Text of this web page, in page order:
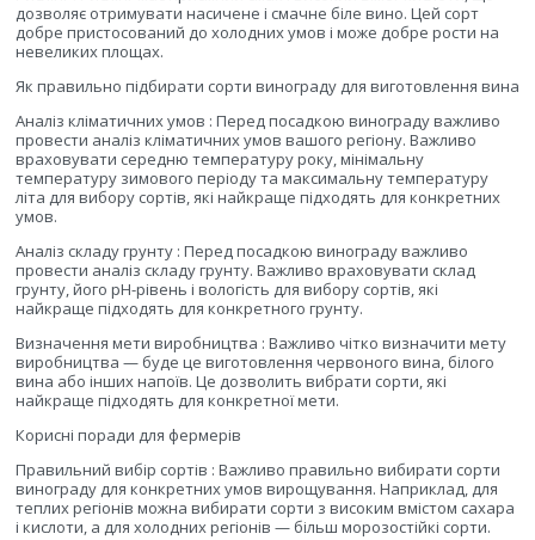
дозволяє отримувати насичене і смачне біле вино. Цей сорт
добре пристосований до холодних умов і може добре рости на
невеликих площах.
Як правильно підбирати сорти винограду для виготовлення вина
Аналіз кліматичних умов : Перед посадкою винограду важливо
провести аналіз кліматичних умов вашого регіону. Важливо
враховувати середню температуру року, мінімальну
температуру зимового періоду та максимальну температуру
літа для вибору сортів, які найкраще підходять для конкретних
умов.
Аналіз складу грунту : Перед посадкою винограду важливо
провести аналіз складу грунту. Важливо враховувати склад
грунту, його pH-рівень і вологість для вибору сортів, які
найкраще підходять для конкретного грунту.
Визначення мети виробництва : Важливо чітко визначити мету
виробництва — буде це виготовлення червоного вина, білого
вина або інших напоїв. Це дозволить вибрати сорти, які
найкраще підходять для конкретної мети.
Корисні поради для фермерів
Правильний вибір сортів : Важливо правильно вибирати сорти
винограду для конкретних умов вирощування. Наприклад, для
теплих регіонів можна вибирати сорти з високим вмістом сахара
і кислоти, а для холодних регіонів — більш морозостійкі сорти.